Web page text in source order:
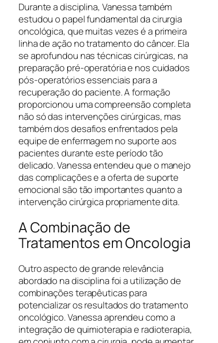
Durante a disciplina, Vanessa também
estudou o papel fundamental da cirurgia
oncológica, que muitas vezes é a primeira
linha de ação no tratamento do câncer. Ela
se aprofundou nas técnicas cirúrgicas, na
preparação pré-operatória e nos cuidados
pós-operatórios essenciais para a
recuperação do paciente. A formação
proporcionou uma compreensão completa
não só das intervenções cirúrgicas, mas
também dos desafios enfrentados pela
equipe de enfermagem no suporte aos
pacientes durante este período tão
delicado. Vanessa entendeu que o manejo
das complicações e a oferta de suporte
emocional são tão importantes quanto a
intervenção cirúrgica propriamente dita.
A Combinação de
Tratamentos em Oncologia
Outro aspecto de grande relevância
abordado na disciplina foi a utilização de
combinações terapêuticas para
potencializar os resultados do tratamento
oncológico. Vanessa aprendeu como a
integração de quimioterapia e radioterapia,